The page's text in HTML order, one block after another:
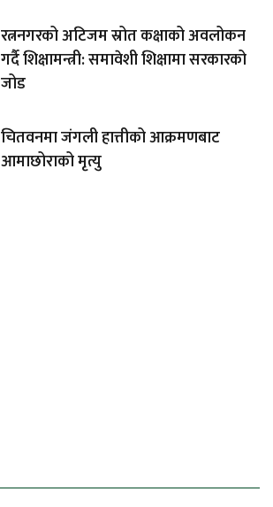
रत्ननगरको अटिजम स्रोत कक्षाको अवलोकन
गर्दै शिक्षामन्त्री: समावेशी शिक्षामा सरकारको
जोड
चितवनमा जंगली हात्तीको आक्रमणबाट
आमाछोराको मृत्यु